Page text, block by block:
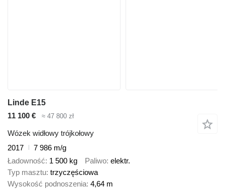
Linde E15
11 100 €
≈ 47 800 zł
Wózek widłowy trójkołowy
2017
7 986 m/g
Ładowność 1 500 kg Paliwo elektr.
Typ masztu trzyczęściowa
Wysokość podnoszenia 4,64 m